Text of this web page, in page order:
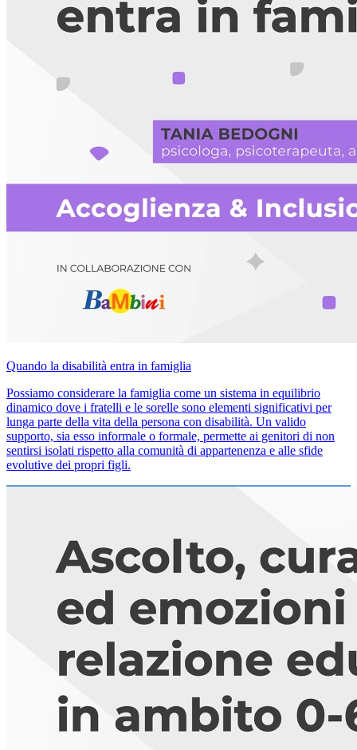
Quando la disabilità entra in famiglia
Possiamo considerare la famiglia come un sistema in equilibrio
dinamico dove i fratelli e le sorelle sono elementi significativi per
lunga parte della vita della persona con disabilità. Un valido
supporto, sia esso informale o formale, permette ai genitori di non
sentirsi isolati rispetto alla comunità di appartenenza e alle sfide
evolutive dei propri figli.